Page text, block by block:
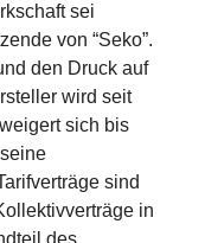
sei
von “Seko”.
den Druck auf
wird seit
sich bis
sind
in
des